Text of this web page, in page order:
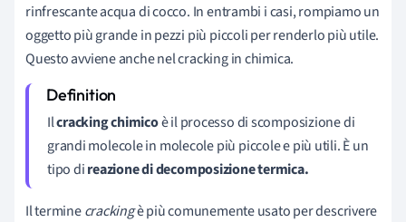
rinfrescante acqua di cocco. In entrambi i casi, rompiamo un
oggetto più grande in pezzi più piccoli per renderlo più utile.
Questo avviene anche nel cracking in chimica.
Ilcracking chimicoè il processo di scomposizione di
grandi molecole in molecole più piccole e più utili. È un
tipo direazione di decomposizione termica.
Il terminecrackingè più comunemente usato per descrivere